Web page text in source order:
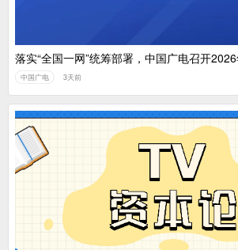
落实“全国一网”统筹部署，中国广电召开
中国广电 3天前